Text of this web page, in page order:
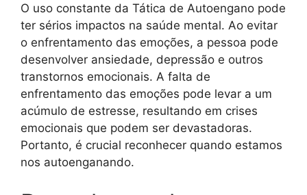
O uso constante da Tática de Autoengano pode
ter sérios impactos na saúde mental. Ao evitar
o enfrentamento das emoções, a pessoa pode
desenvolver ansiedade, depressão e outros
transtornos emocionais. A falta de
enfrentamento das emoções pode levar a um
acúmulo de estresse, resultando em crises
emocionais que podem ser devastadoras.
Portanto, é crucial reconhecer quando estamos
nos autoenganando.